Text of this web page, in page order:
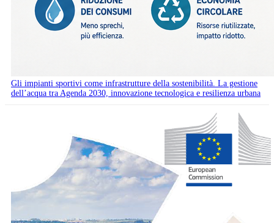
Gli impianti sportivi come infrastrutture della sostenibilità. La gestione
dell’acqua tra Agenda 2030, innovazione tecnologica e resilienza urbana